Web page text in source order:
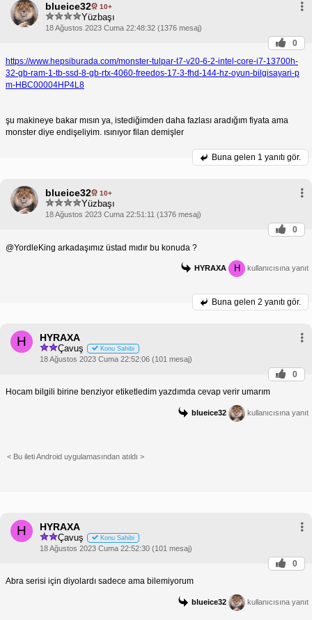
blueice32 10+
Yüzbaşı
18 Ağustos 2023 Cuma 22:48:32 (1376 mesaj)
0
https://www.hepsiburada.com/monster-tulpar-t7-v20-6-2-intel-core-i7-13700h-
32-gb-ram-1-tb-ssd-8-gb-rtx-4060-freedos-17-3-fhd-144-hz-oyun-bilgisayari-p
m-HBC00004HP4L8
şu makineye bakar mısın ya, istediğimden daha fazlası aradığım fiyata ama
monster diye endişeliyim. ısınıyor filan demişler
Buna gelen 1 yanıtı gör.
blueice32 10+
Yüzbaşı
18 Ağustos 2023 Cuma 22:51:11 (1376 mesaj)
0
@YordleKing arkadaşımız üstad mıdır bu konuda ?
HYRAXA H kullanıcısına yanıt
Buna gelen 2 yanıtı gör.
H HYRAXA
Çavuş Konu Sahibi
18 Ağustos 2023 Cuma 22:52:06 (101 mesaj)
0
Hocam bilgili birine benziyor etiketledim yazdımda cevap verir umarım
blueice32 kullanıcısına yanıt
< Bu ileti Android uygulamasından atıldı >
H HYRAXA
Çavuş Konu Sahibi
18 Ağustos 2023 Cuma 22:52:30 (101 mesaj)
0
Abra serisi için diyolardı sadece ama bilemiyorum
blueice32 kullanıcısına yanıt